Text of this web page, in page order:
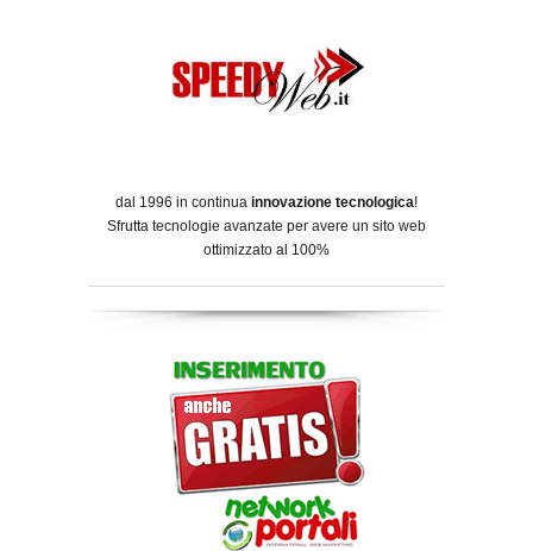
dal 1996 in continua innovazione tecnologica!
Sfrutta tecnologie avanzate per avere un sito web
ottimizzato al 100%